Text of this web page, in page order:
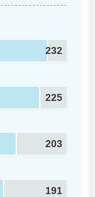
232
225
203
191